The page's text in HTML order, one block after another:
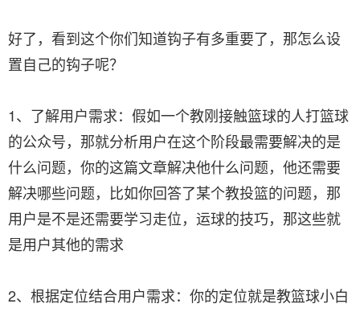
好了，看到这个你们知道钩子有多重要了，那怎么设
置自己的钩子呢？
1、了解用户需求：假如一个教刚接触篮球的人打篮球
的公众号，那就分析用户在这个阶段最需要解决的是
什么问题，你的这篇文章解决他什么问题，他还需要
解决哪些问题，比如你回答了某个教投篮的问题，那
用户是不是还需要学习走位，运球的技巧，那这些就
是用户其他的需求
2、根据定位结合用户需求：你的定位就是教篮球小白